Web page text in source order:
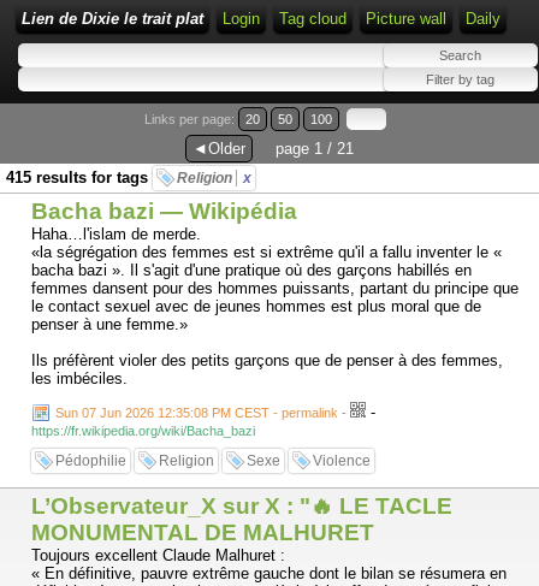
Lien de Dixie le trait plat Login Tag cloud Picture wall Daily
Links per page: 20 50 100
◄Older
page 1 / 21
415 results for tags
Religion x
Bacha bazi — Wikipédia
Haha…l'islam de merde.
«la ségrégation des femmes est si extrême qu'il a fallu inventer le «
bacha bazi ». Il s'agit d'une pratique où des garçons habillés en
femmes dansent pour des hommes puissants, partant du principe que
le contact sexuel avec de jeunes hommes est plus moral que de
penser à une femme.»
Ils préfèrent violer des petits garçons que de penser à des femmes,
les imbéciles.
Sun 07 Jun 2026 12:35:08 PM CEST - permalink - -
https://fr.wikipedia.org/wiki/Bacha_bazi
Pédophilie Religion Sexe Violence
L’Observateur_X sur X : "🔥 LE TACLE
MONUMENTAL DE MALHURET
Toujours excellent Claude Malhuret :
« En définitive, pauvre extrême gauche dont le bilan se résumera en